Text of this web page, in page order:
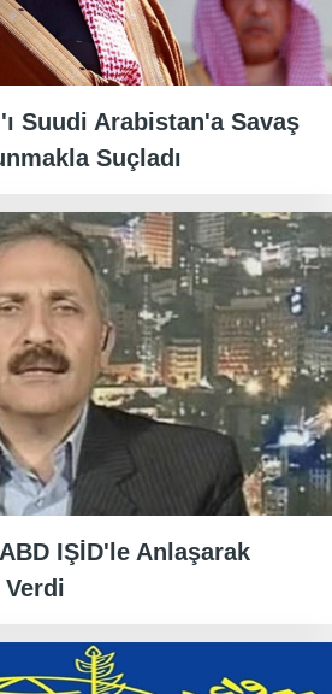
Suudi Arabistan'a Savaş
Suçladı
IŞİD'le Anlaşarak
Verdi